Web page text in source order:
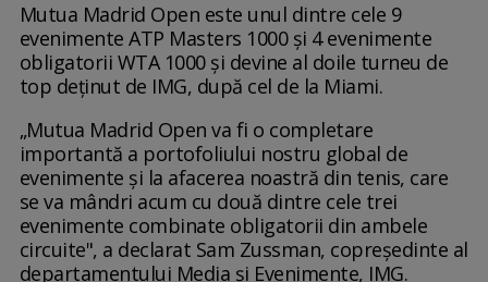
Mutua Madrid Open este unul dintre cele 9
evenimente ATP Masters 1000 și 4 evenimente
obligatorii WTA 1000 și devine al doile turneu de
top deținut de IMG, după cel de la Miami.
„Mutua Madrid Open va fi o completare
importantă a portofoliului nostru global de
evenimente și la afacerea noastră din tenis, care
se va mândri acum cu două dintre cele trei
evenimente combinate obligatorii din ambele
circuite", a declarat Sam Zussman, copreședinte al
departamentului Media și Evenimente, IMG.